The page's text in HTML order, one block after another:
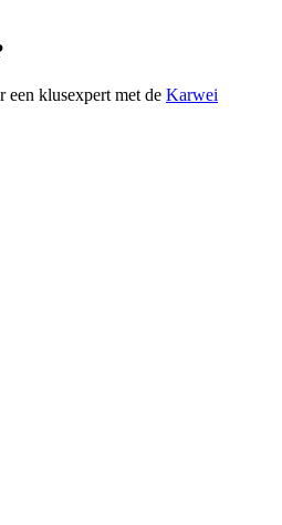
klusexpert met de Karwei